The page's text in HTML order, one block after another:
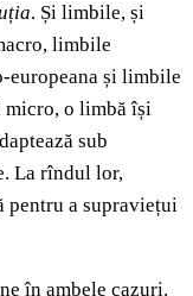
. Și limbile, și
limbile
europeana și limbile
micro, o limbă își
sub
La rîndul lor,
pentru a supraviețui
în ambele cazuri.